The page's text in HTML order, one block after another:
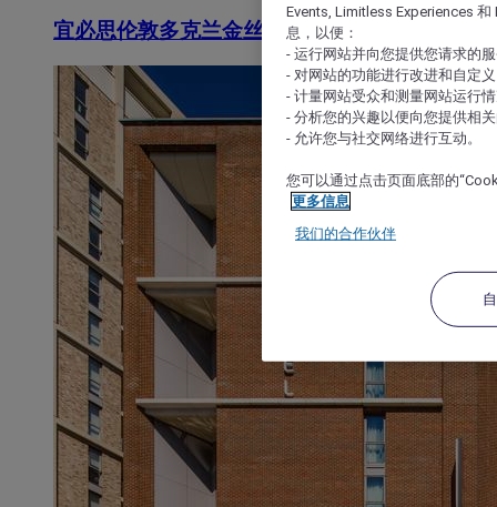
宜必思伦敦多克兰金丝雀码头酒店
Events, Limitless Experiences 和
息，以便：
- 运行网站并向您提供您请求的
- 对网站的功能进行改进和自定义
- 计量网站受众和测量网站运行
- 分析您的兴趣以便向您提供相
- 允许您与社交网络进行互动。
您可以通过点击页面底部的
更多信息
我们的合作伙伴